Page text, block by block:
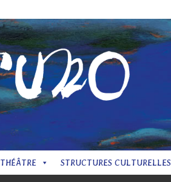
THÉÂTRE STRUCTURES CULTURELLES